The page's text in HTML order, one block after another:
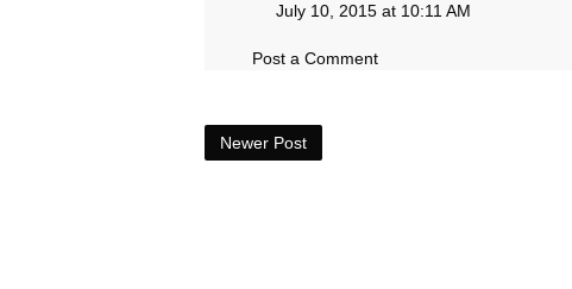
July 10, 2015 at 10:11 AM
Post a Comment
Newer Post